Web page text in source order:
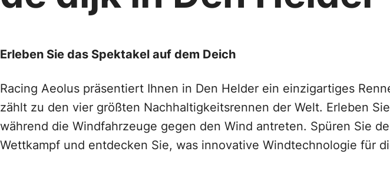
Erleben Sie das Spektakel auf dem Deich
Racing Aeolus präsentiert Ihnen in Den Helder ein einzigartiges
zählt zu den vier größten Nachhaltigkeitsrennen der Welt. Erleben
während die Windfahrzeuge gegen den Wind antreten. Spüren Sie
Wettkampf und entdecken Sie, was innovative Windtechnologie für